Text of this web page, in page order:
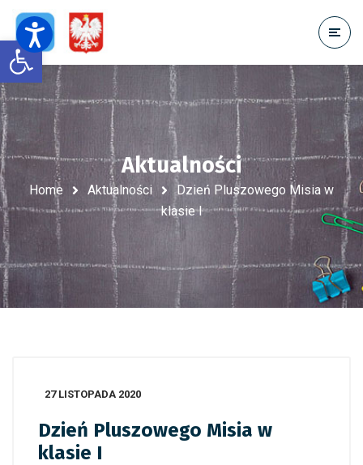
Open toolbar
Aktualności
Home Aktualności
Dzień Pluszowego Misia w
klasie I
27 LISTOPADA 2020
Dzień Pluszowego Misia w
klasie I